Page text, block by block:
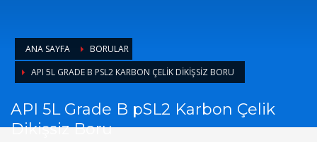
ANA SAYFA
BORULAR
API 5L GRADE B PSL2 KARBON ÇELIK DIKIŞSIZ BORU
API 5L Grade B pSL2 Karbon Çelik
Dikişsiz Boru